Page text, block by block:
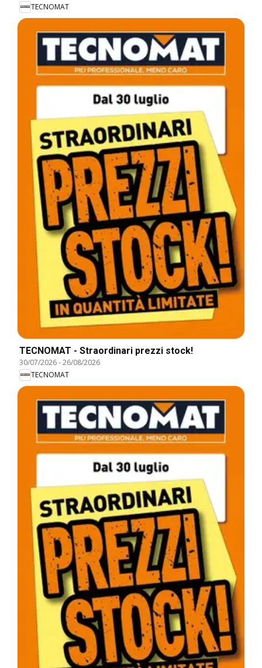
TECNOMAT
TECNOMAT - Straordinari prezzi stock!
30/07/2026-26/08/2026
TECNOMAT